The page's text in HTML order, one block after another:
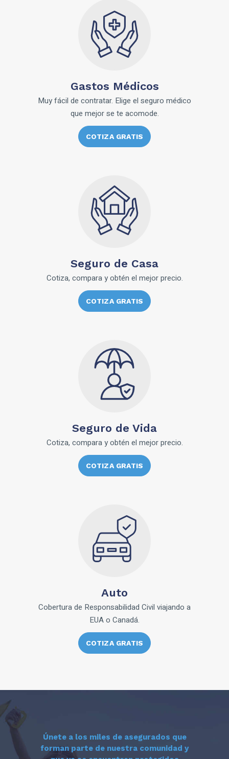
Gastos Médicos
Muy fácil de contratar. Elige el seguro médico
que mejor se te acomode.
COTIZA GRATIS
Seguro de Casa
Cotiza, compara y obtén el mejor precio.
COTIZA GRATIS
Seguro de Vida
Cotiza, compara y obtén el mejor precio.
COTIZA GRATIS
Auto
Cobertura de Responsabilidad Civil viajando a
EUA o Canadá.
COTIZA GRATIS
Únete a los miles de asegurados que
forman parte de nuestra comunidad y